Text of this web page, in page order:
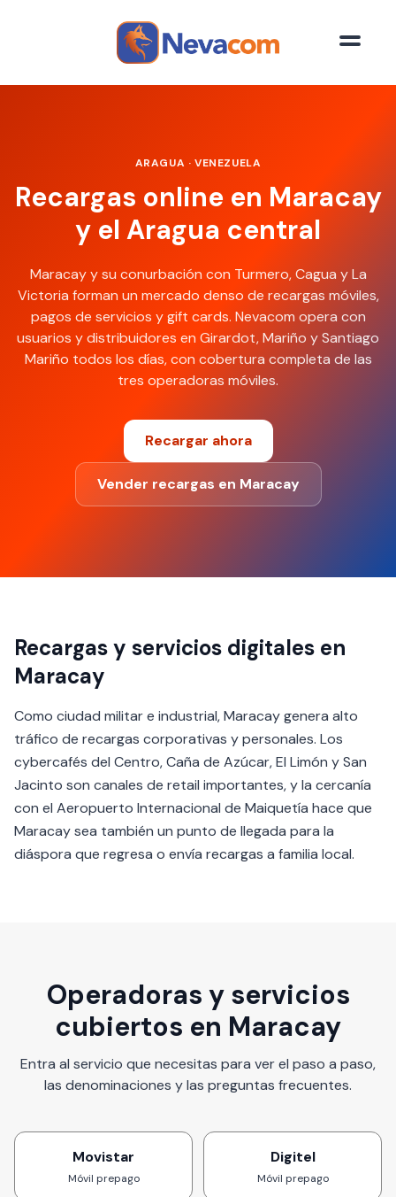
ARAGUA · VENEZUELA
Recargas online en Maracay
y el Aragua central
Maracay y su conurbación con Turmero, Cagua y La
Victoria forman un mercado denso de recargas móviles,
pagos de servicios y gift cards. Nevacom opera con
usuarios y distribuidores en Girardot, Mariño y Santiago
Mariño todos los días, con cobertura completa de las
tres operadoras móviles.
Recargar ahora
Vender recargas en Maracay
Recargas y servicios digitales en
Maracay
Como ciudad militar e industrial, Maracay genera alto
tráfico de recargas corporativas y personales. Los
cybercafés del Centro, Caña de Azúcar, El Limón y San
Jacinto son canales de retail importantes, y la cercanía
con el Aeropuerto Internacional de Maiquetía hace que
Maracay sea también un punto de llegada para la
diáspora que regresa o envía recargas a familia local.
Operadoras y servicios
cubiertos en Maracay
Entra al servicio que necesitas para ver el paso a paso,
las denominaciones y las preguntas frecuentes.
Movistar
Móvil prepago
Digitel
Móvil prepago